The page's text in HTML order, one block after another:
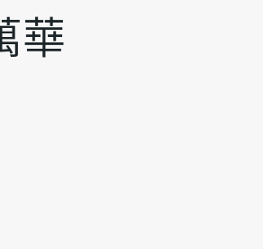
華